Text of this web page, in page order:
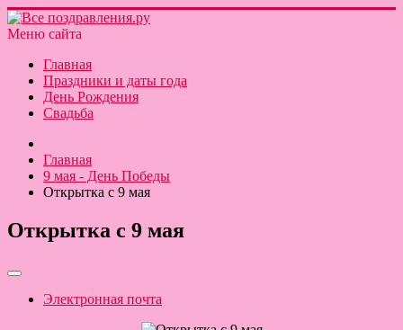
Меню сайта
Главная
Праздники и даты года
День Рождения
Свадьба
Главная
9 мая - День Победы
Открытка с 9 мая
Открытка с 9 мая
Электронная почта